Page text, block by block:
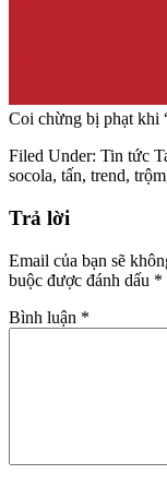
Coi chừng bị phạt khi
Filed Under: Tin tức
socola, tấn, trend, trộm
Trả lời
Email của bạn sẽ
buộc được đánh dấu *
Bình luận *